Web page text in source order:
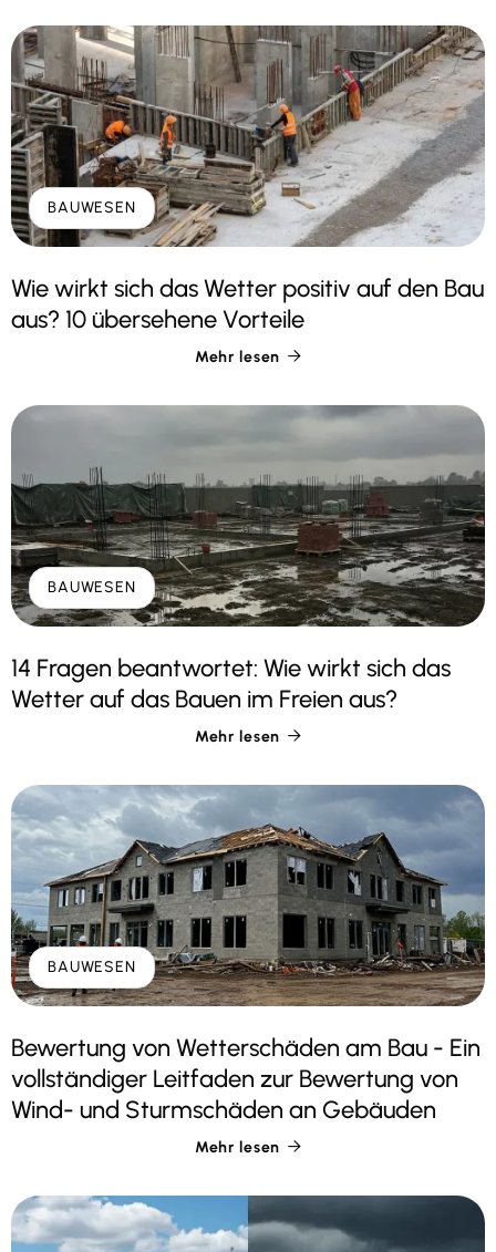
BAUWESEN
Wie wirkt sich das Wetter positiv auf den Bau
aus? 10 übersehene Vorteile
Mehr lesen 
BAUWESEN
14 Fragen beantwortet: Wie wirkt sich das
Wetter auf das Bauen im Freien aus?
Mehr lesen 
BAUWESEN
Bewertung von Wetterschäden am Bau - Ein
vollständiger Leitfaden zur Bewertung von
Wind- und Sturmschäden an Gebäuden
Mehr lesen 